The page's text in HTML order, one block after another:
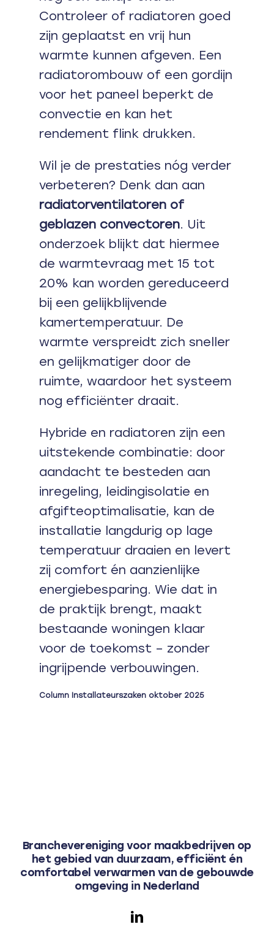
Controleer of radiatoren goed
zijn geplaatst en vrij hun
warmte kunnen afgeven. Een
radiatorombouw of een gordijn
voor het paneel beperkt de
convectie en kan het
rendement flink drukken.
Wil je de prestaties nóg verder
verbeteren? Denk dan aan
radiatorventilatoren of
geblazen convectoren. Uit
onderzoek blijkt dat hiermee
de warmtevraag met 15 tot
20% kan worden gereduceerd
bij een gelijkblijvende
kamertemperatuur. De
warmte verspreidt zich sneller
en gelijkmatiger door de
ruimte, waardoor het systeem
nog efficiënter draait.
Hybride en radiatoren zijn een
uitstekende combinatie: door
aandacht te besteden aan
inregeling, leidingisolatie en
afgifteoptimalisatie, kan de
installatie langdurig op lage
temperatuur draaien en levert
zij comfort én aanzienlijke
energiebesparing. Wie dat in
de praktijk brengt, maakt
bestaande woningen klaar
voor de toekomst – zonder
ingrijpende verbouwingen.
Column Installateurszaken oktober 2025
Branchevereniging voor maakbedrijven op
het gebied van duurzaam, efficiënt én
comfortabel verwarmen van de gebouwde
omgeving in Nederland